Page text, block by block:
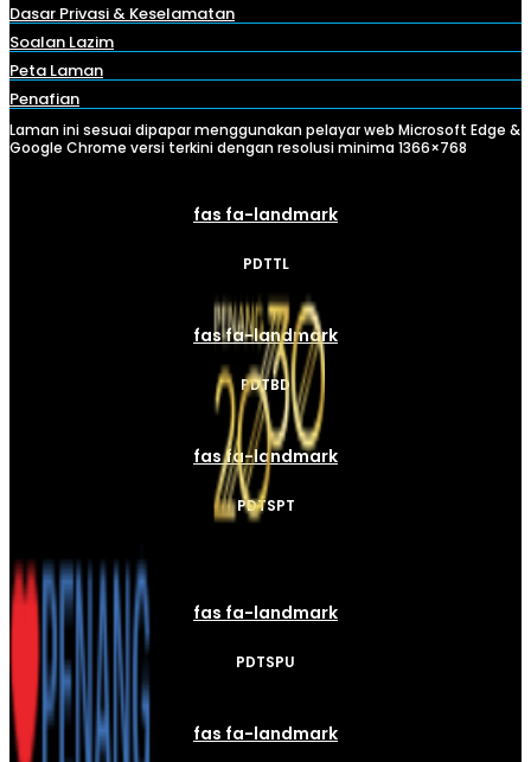
Dasar Privasi & Keselamatan
Soalan Lazim
Peta Laman
Penafian
Laman ini sesuai dipapar menggunakan pelayar web Microsoft Edge &
Google Chrome versi terkini dengan resolusi minima 1366×768
fas fa-landmark
PDTTL
fas fa-landmark
PDTBD
fas fa-landmark
PDTSPT
fas fa-landmark
PDTSPU
fas fa-landmark